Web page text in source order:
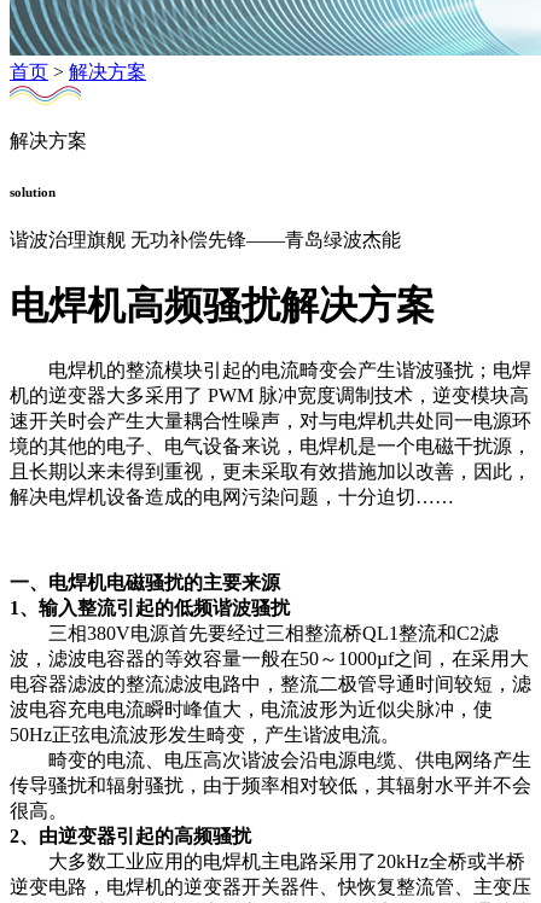
首页 > 解决方案
解决方案
solution
谐波治理旗舰 无功补偿先锋——青岛绿波杰能
电焊机高频骚扰解决方案
电焊机的整流模块引起的电流畸变会产生谐波骚扰；电焊
机的逆变器大多采用了 PWM 脉冲宽度调制技术，逆变模块高
速开关时会产生大量耦合性噪声，对与电焊机共处同一电源环
境的其他的电子、电气设备来说，电焊机是一个电磁干扰源，
且长期以来未得到重视，更未采取有效措施加以改善，因此，
解决电焊机设备造成的电网污染问题，十分迫切……
一、电焊机电磁骚扰的主要来源
1、输入整流引起的低频谐波骚扰
三相380V电源首先要经过三相整流桥QL1整流和C2滤
波，滤波电容器的等效容量一般在50～1000µf之间，在采用大
电容器滤波的整流滤波电路中，整流二极管导通时间较短，滤
波电容充电电流瞬时峰值大，电流波形为近似尖脉冲，使
50Hz正弦电流波形发生畸变，产生谐波电流。
畸变的电流、电压高次谐波会沿电源电缆、供电网络产生
传导骚扰和辐射骚扰，由于频率相对较低，其辐射水平并不会
很高。
2、由逆变器引起的高频骚扰
大多数工业应用的电焊机主电路采用了20kHz全桥或半桥
逆变电路，电焊机的逆变器开关器件、快恢复整流管、主变压